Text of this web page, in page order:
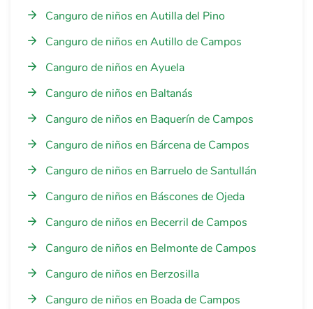
Canguro de niños en Autilla del Pino
Canguro de niños en Autillo de Campos
Canguro de niños en Ayuela
Canguro de niños en Baltanás
Canguro de niños en Baquerín de Campos
Canguro de niños en Bárcena de Campos
Canguro de niños en Barruelo de Santullán
Canguro de niños en Báscones de Ojeda
Canguro de niños en Becerril de Campos
Canguro de niños en Belmonte de Campos
Canguro de niños en Berzosilla
Canguro de niños en Boada de Campos